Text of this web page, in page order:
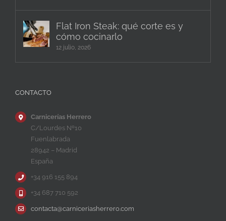
Flat Iron Steak: qué corte es y
cómo cocinarlo
12 julio, 2026
CONTACTO
Carnicerías Herrero
C/Lourdes Nº10
Fuenlabrada
28942 – Madrid
España
+34 916 155 894
+34 687 710 592
contacta@carniceriasherrero.com